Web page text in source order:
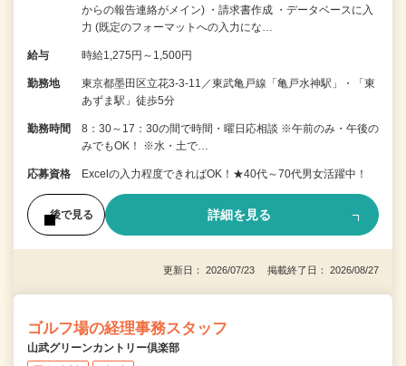
からの報告連絡がメイン) ・請求書作成 ・データベースに入
力 (既定のフォーマットへの入力にな…
給与 時給1,275円～1,500円
勤務地
東京都墨田区立花3-3-11／東武亀戸線「亀戸水神駅」・「東
あずま駅」徒歩5分
勤務時間
8：30～17：30の間で時間・曜日応相談 ※午前のみ・午後の
みでもOK！ ※水・土で…
応募資格 Excelの入力程度できればOK！★40代～70代男女活躍中！
後で見る 詳細を見る
更新日： 2026/07/23 掲載終了日： 2026/08/27
ゴルフ場の経理事務スタッフ
山武グリーンカントリー倶楽部